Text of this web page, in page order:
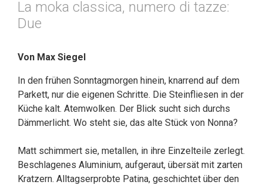
La moka classica, numero di tazze:
Due
Von Max Siegel
In den frühen Sonntagmorgen hinein, knarrend auf dem
Parkett, nur die eigenen Schritte. Die Steinfliesen in der
Küche kalt. Atemwolken. Der Blick sucht sich durchs
Dämmerlicht. Wo steht sie, das alte Stück von Nonna?
Matt schimmert sie, metallen, in ihre Einzelteile zerlegt.
Beschlagenes Aluminium, aufgeraut, übersät mit zarten
Kratzern. Alltagserprobte Patina, geschichtet über den